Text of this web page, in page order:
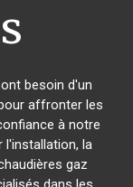
besoin d'un
affronter les
à notre
l'installation, la
gaz